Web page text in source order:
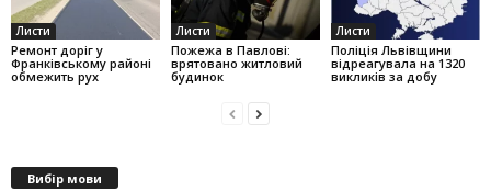
Листи
Ремонт доріг у
Франківському районі
обмежить рух
Листи
Пожежа в Павлові:
врятовано житловий
будинок
Листи
Поліція Львівщини
відреагувала на 1320
викликів за добу
Вибір мови